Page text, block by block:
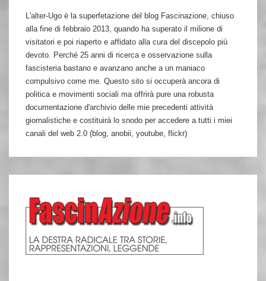
L'alter-Ugo è la superfetazione del blog Fascinazione, chiuso
alla fine di febbraio 2013, quando ha superato il milione di
visitatori e poi riaperto e affidato alla cura del discepolo più
devoto. Perché 25 anni di ricerca e osservazione sulla
fascisteria bastano e avanzano anche a un maniaco
compulsivo come me. Questo sito si occuperà ancora di
politica e movimenti sociali ma offrirà pure una robusta
documentazione d'archivio delle mie precedenti attività
giornalistiche e costituirà lo snodo per accedere a tutti i miei
canali del web 2.0 (blog, anobii, youtube, flickr)